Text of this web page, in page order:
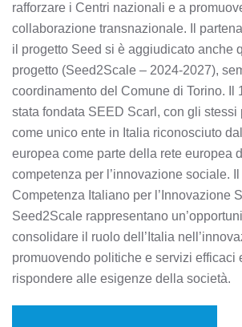
rafforzare i Centri nazionali e a
collaborazione transnazionale. Il
il progetto Seed si è aggiudicato anche
progetto (Seed2Scale – 2024-2027),
coordinamento del Comune di Torino. Il
stata fondata SEED Scarl, con gli stessi
come unico ente in Italia riconosciuto
europea come parte della rete europea
competenza per l’innovazione sociale.
Competenza Italiano per l’Innovazione
Seed2Scale rappresentano
consolidare il ruolo dell’Italia
promuovendo politiche e servizi efficaci
rispondere alle esigenze della società.